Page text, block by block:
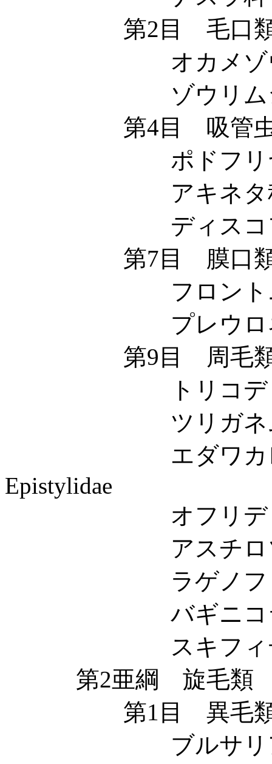
第2目 毛口類
オカメゾウリ
ゾウリムシ科
第4目 吸管虫類
ポドフリヤ科
アキネタ科
ディスコフリ
第7目 膜口類
フロントニア
プレウロネマ科
第9目 周毛類
トリコディナ
ツリガネムシ
エダワカレツ
Epistylidae
オフリディウ
アスチロゾン
ラゲノフィリス
バギニコラ科
スキフィディ
第2亜綱 旋毛類
第1目 異毛類
ブルサリア科